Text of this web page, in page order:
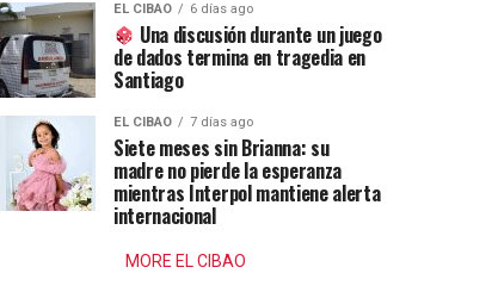
EL CIBAO 6 días ago
Una discusión durante un juego
de dados termina en tragedia en
Santiago
EL CIBAO 7 días ago
Siete meses sin Brianna: su
madre no pierde la esperanza
mientras Interpol mantiene alerta
internacional
MORE EL CIBAO